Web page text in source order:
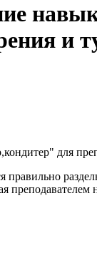
и
для